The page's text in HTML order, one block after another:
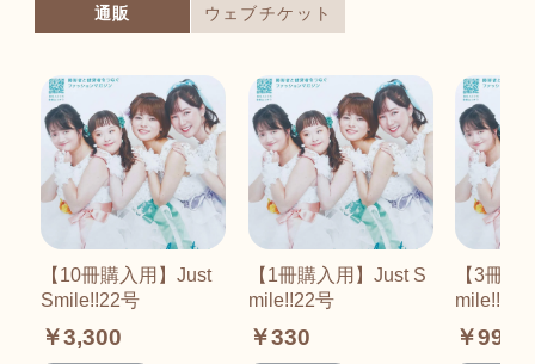
通販 ウェブチケット
【10冊購入用】Just
Smile!!22号
￥3,300
【1冊購入用】Just S
mile!!22号
￥330
【3冊購
mile!!22
￥990